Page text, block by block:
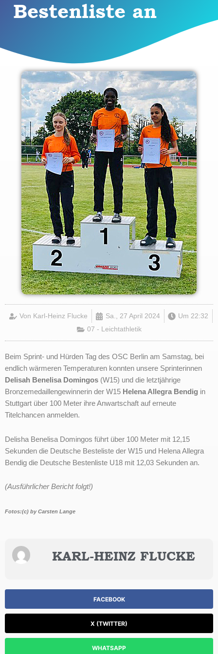
Bestenliste an
Von Karl-Heinz Flucke Sa., 27 April 2024 Um 22:32
07 - Leichtathletik
Beim Sprint- und Hürden Tag des OSC Berlin am Samstag, bei
endlich wärmeren Temperaturen konnten unsere Sprinterinnen
Delisah Benelisa Domingos (W15) und die letztjährige
Bronzemedaillengewinnerin der W15 Helena Allegra Bendig in
Stuttgart über 100 Meter ihre Anwartschaft auf erneute
Titelchancen anmelden.
Delisha Benelisa Domingos führt über 100 Meter mit 12,15
Sekunden die Deutsche Besteliste der W15 und Helena Allegra
Bendig die Deutsche Bestenliste U18 mit 12,03 Sekunden an.
(Ausführlicher Bericht folgt!)
Fotos:(c) by Carsten Lange
KARL-HEINZ FLUCKE
FACEBOOK
X (TWITTER)
WHATSAPP